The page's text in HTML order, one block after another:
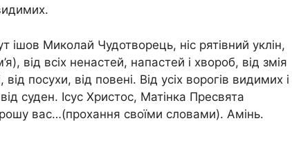
ішов Миколай Чудотворець, ніс рятівний уклін,
від всіх ненастей, напастей і хвоpоб, від змія
від посухи, від повені. Від усіх ворогів видимих і
суден. Ісус Христос, Матінка Пресвята
вас…(прохання своїми словами). Амінь.